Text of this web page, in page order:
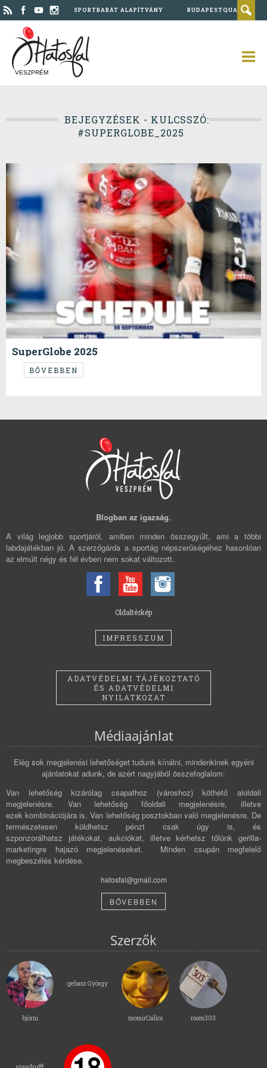
SPORTBARÁT ALAPÍTVÁNY BUDAPESTQUAD
VESZPRÉM
BEJEGYZÉSEK - KULCSSZÓ:
#SUPERGLOBE_2025
SuperGlobe 2025
BŐVEBBEN
Blogban az igazság.
A világ legjobb sportjáról, amiben minden összegyűlt, ami a többi
labdajátékban jó. A szerzőgárda a sportág népszerűségéhez hasonlóan
az elmúlt négy és fél évben nem sokat változott.
Oldaltérkép
IMPRESSZUM
ADATVÉDELMI TÁJÉKOZTATÓ
ÉS ADATVÉDELMI
NYILATKOZAT
Médiaajánlat
Elég sok megjelenési lehetőséget tudunk kínálni, mindenkinek egyéni
ajánlatokat adunk, de azért nagyjából összefoglalom:
Van lehetőség kizárólag csapathoz (városhoz) köthető aloldali
megjelenésre. Van lehetőség főoldali megjelenésre, illetve
ezek kombinációjára is. Van lehetőség posztokban való megjelenésre. De
természetesen küldhetsz pénzt csak úgy is, és
szponzorálhatsz játékokat, aukciókat, illetve kérhetsz tőlünk gerilla-
marketingre hajazó megjelenéseket. Minden csupán megfelelő
megbeszélés kérdése.
hatosfal@gmail.com
BŐVEBBEN
Szerzők
björni
gebasz György
momirCsilics room303